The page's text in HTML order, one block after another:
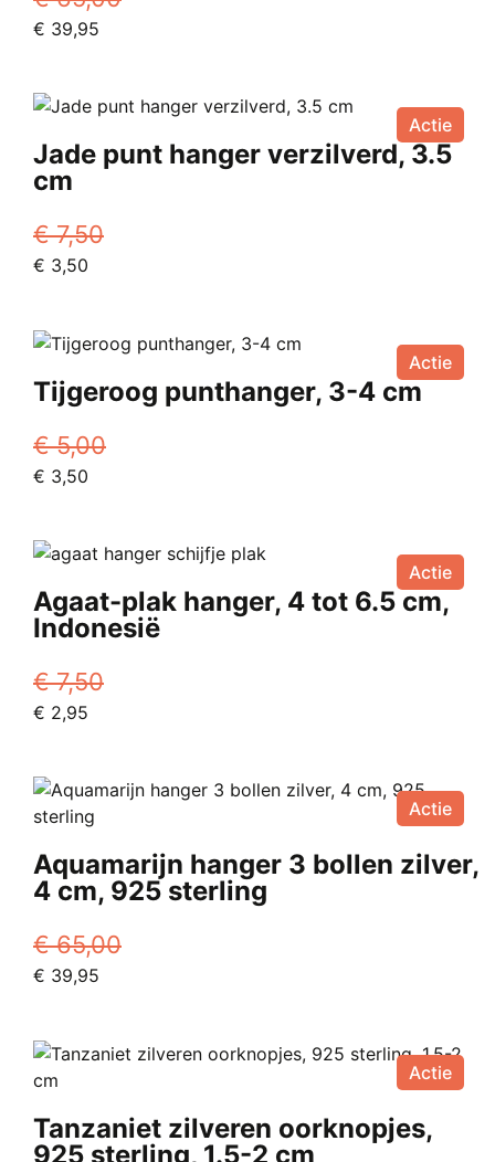
Oorspronkelijke
€ 65,00.
€ 39,95
€ 39,95.
Actie
Jade punt hanger verzilverd, 3.5
cm
€7,50
Oorspronkelijke
€ 7,50.
€ 3,50
€ 3,50.
Actie
Tijgeroog punthanger, 3-4 cm
€5,00
Oorspronkelijke
€ 5,00.
€ 3,50
€ 3,50.
Actie
Agaat-plak hanger, 4 tot 6.5 cm,
Indonesië
€7,50
Oorspronkelijke
€ 7,50.
€ 2,95
€ 2,95.
Actie
Aquamarijn hanger 3 bollen zilver,
4 cm, 925 sterling
€65,00
Oorspronkelijke
€ 65,00.
€ 39,95
€ 39,95.
Actie
Tanzaniet zilveren oorknopjes,
925 sterling, 1.5-2 cm